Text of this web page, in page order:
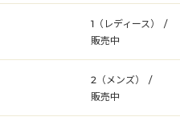
1（レディース）
/
販売中
2（メンズ）
/
販売中